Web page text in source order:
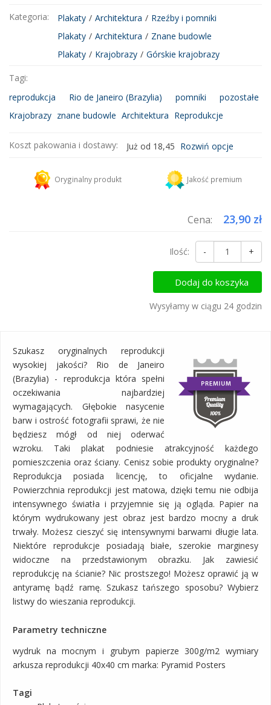
Kategoria: Plakaty / Architektura / Rzeźby i pomniki
Plakaty / Architektura / Znane budowle
Plakaty / Krajobrazy / Górskie krajobrazy
Tagi:
reprodukcja
Rio de Janeiro (Brazylia) pomniki
pozostałe
Krajobrazy znane budowle Architektura Reprodukcje
Koszt pakowania i dostawy: Już od 18,45 Rozwiń opcje
Kurier DHL
Dodaj więcej produktów do koszyka i zapłać za wysyłkę tylko raz!
Oryginalny produkt Jakość premium
Cena: 23,90 zł
Dodaj do koszyka
Ilość: - +
Wysyłamy w ciągu 24 godzin
Szukasz oryginalnych reprodukcji
wysokiej jakości? Rio de Janeiro
(Brazylia) - reprodukcja która spełni
oczekiwania najbardziej
wymagających. Głębokie nasycenie
barw i ostrość fotografii sprawi, że nie
będziesz mógł od niej oderwać
wzroku. Taki plakat podniesie atrakcyjność każdego
pomieszczenia oraz ściany. Cenisz sobie produkty oryginalne?
Reprodukcja posiada licencję, to oficjalne wydanie.
Powierzchnia reprodukcji jest matowa, dzięki temu nie odbija
intensywnego światła i przyjemnie się ją ogląda. Papier na
którym wydrukowany jest obraz jest bardzo mocny a druk
trwały. Możesz cieszyć się intensywnymi barwami długie lata.
Niektóre reprodukcje posiadają białe, szerokie marginesy
widoczne na przedstawionym obrazku. Jak zawiesić
reprodukcję na ścianie? Nic prostszego! Możesz oprawić ją w
antyramę bądź ramę. Szukasz tańszego sposobu? Wybierz
listwy do wieszania reprodukcji.
Parametry techniczne
wydruk na mocnym i grubym papierze 300g/m2 wymiary
arkusza reprodukcji 40x40 cm marka: Pyramid Posters
Tagi